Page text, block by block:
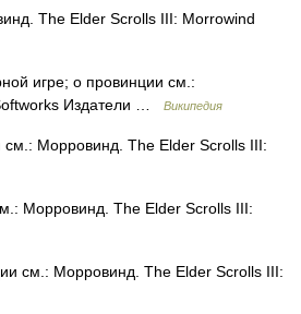
The Elder Scrolls III: Morrowind
игре; о провинции см.:
Издатели …
Википедия
Морровинд. The Elder Scrolls III:
Морровинд. The Elder Scrolls III:
см.: Морровинд. The Elder Scrolls III: